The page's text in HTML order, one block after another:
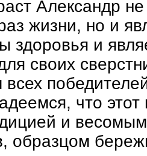
Александр не
жизни, но и
здоровья и
своих
что этот
и весомым
образцом